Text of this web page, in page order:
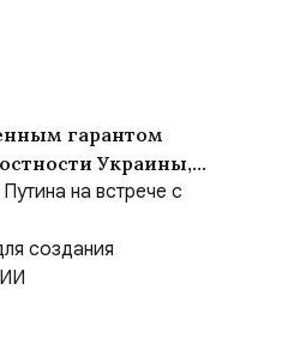
гарантом
Украины,
врагомна встрече с